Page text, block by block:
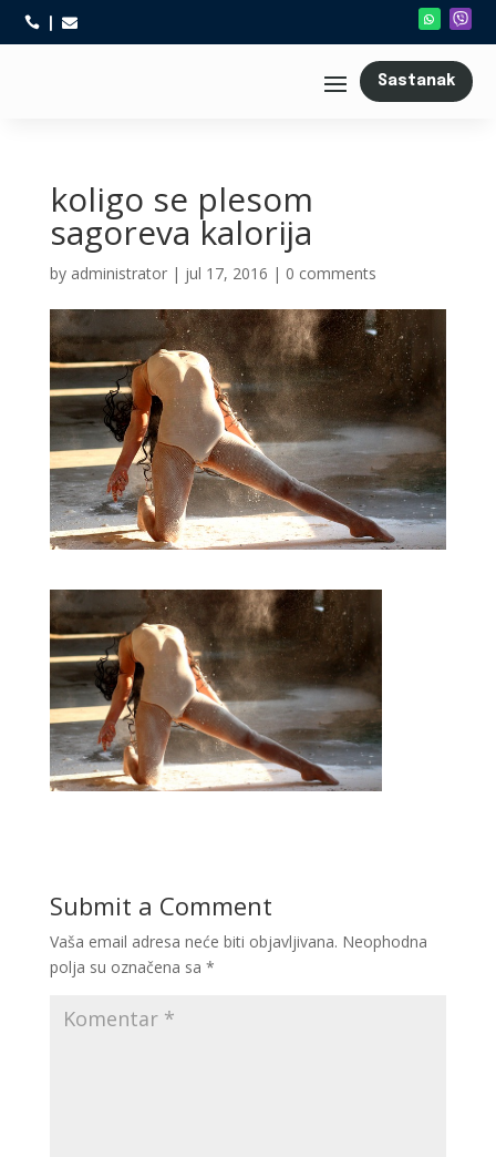
 
Sastanak
koligo se plesom
sagoreva kalorija
by administrator| jul 17, 2016 | 0 comments
Submit a Comment
Vaša email adresa neće biti objavljivana. Neophodna
polja su označena sa *